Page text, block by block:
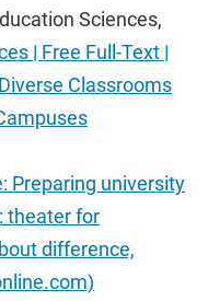
Sciences,
| Free Full-Text |
Classrooms
Preparing university
theater for
difference,